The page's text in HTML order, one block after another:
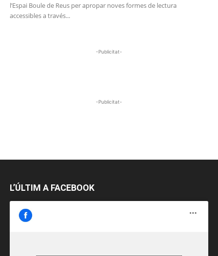
l’Espai Boule de Reus per apropar noves formes de lectura
accessibles a través...
-Publicitat-
-Publicitat-
L’ÚLTIM A FACEBOOK